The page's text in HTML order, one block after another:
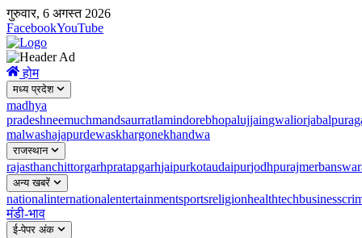
गुरुवार, 6 अगस्त 2026
FacebookYouTube
होम
मध्य प्रदेश
madhya
pradeshneemuchmandsaurratlamindorebhopalujjaingwaliorjabalpur
malwashajapurdewaskhargonekhandwa
राजस्थान
rajasthanchittorgarhpratapgarhjaipurkotaudaipurjodhpurajmer
अन्य खबरें
nationalinternationalentertainmentsportsreligionhealthtechbusiness
मंडी-भाव
ई-पेपर अंक